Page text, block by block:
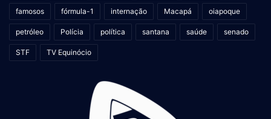
famosos fórmula-1 internação Macapá oiapoque
petróleo Polícia política santana saúde senado
STF TV Equinócio